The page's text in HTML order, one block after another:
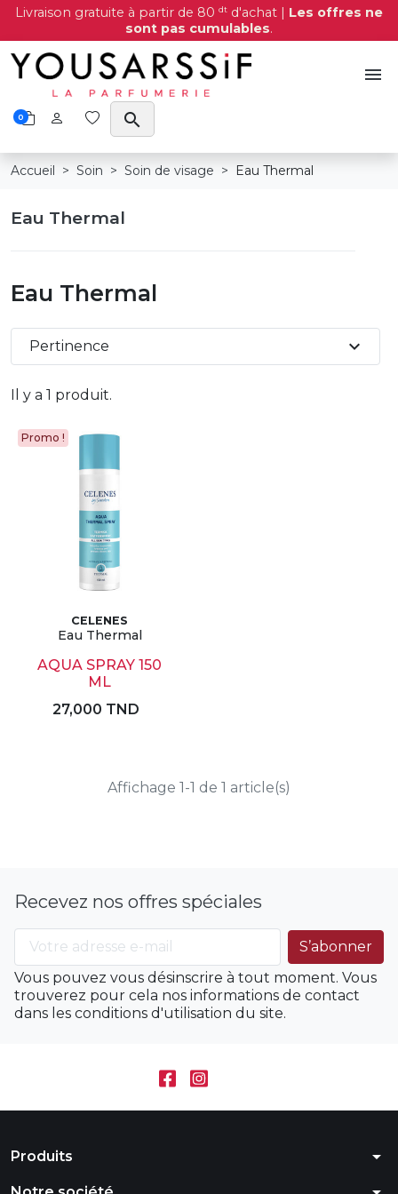
Livraison gratuite à partir de 80 dt d'achat | Les offres ne
sont pas cumulables.
menu
0 search
Accueil Soin Soin de visage Eau Thermal
Eau Thermal
Eau Thermal
Il y a 1 produit.
Pertinence expand_more
Promo !
CELENES
Eau Thermal
AQUA SPRAY 150
ML
27,000 TND
Affichage 1-1 de 1 article(s)
Recevez nos offres spéciales
Vous pouvez vous désinscrire à tout moment. Vous
trouverez pour cela nos informations de contact
dans les conditions d'utilisation du site.
Produits arrow_drop_down